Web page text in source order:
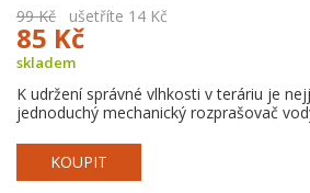
99 Kč ušetříte 14 Kč
85 Kč
skladem
K udržení správné vlhkosti v teráriu je
jednoduchý mechanický rozprašovač
KOUPIT